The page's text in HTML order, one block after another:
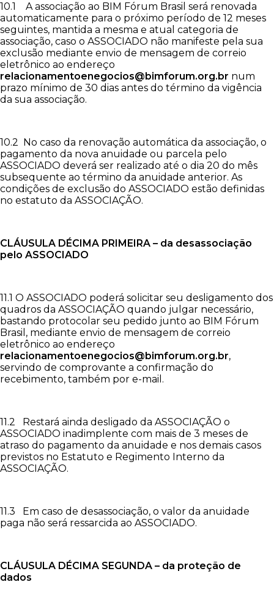
10.1 A associação ao BIM Fórum Brasil será renovada
automaticamente para o próximo período de 12 meses
seguintes, mantida a mesma e atual categoria de
associação, caso o ASSOCIADO não manifeste pela sua
exclusão mediante envio de mensagem de correio
eletrônico ao endereço
relacionamentoenegocios@bimforum.org.br num
prazo mínimo de 30 dias antes do término da vigência
da sua associação.
10.2 No caso da renovação automática da associação, o
pagamento da nova anuidade ou parcela pelo
ASSOCIADO deverá ser realizado até o dia 20 do mês
subsequente ao término da anuidade anterior. As
condições de exclusão do ASSOCIADO estão definidas
no estatuto da ASSOCIAÇÃO.
CLÁUSULA DÉCIMA PRIMEIRA – da desassociação
pelo ASSOCIADO
11.1 O ASSOCIADO poderá solicitar seu desligamento dos
quadros da ASSOCIAÇÃO quando julgar necessário,
bastando protocolar seu pedido junto ao BIM Fórum
Brasil, mediante envio de mensagem de correio
eletrônico ao endereço
relacionamentoenegocios@bimforum.org.br,
servindo de comprovante a confirmação do
recebimento, também por e-mail.
11.2 Restará ainda desligado da ASSOCIAÇÃO o
ASSOCIADO inadimplente com mais de 3 meses de
atraso do pagamento da anuidade e nos demais casos
previstos no Estatuto e Regimento Interno da
ASSOCIAÇÃO.
11.3 Em caso de desassociação, o valor da anuidade
paga não será ressarcida ao ASSOCIADO.
CLÁUSULA DÉCIMA SEGUNDA – da proteção de
dados